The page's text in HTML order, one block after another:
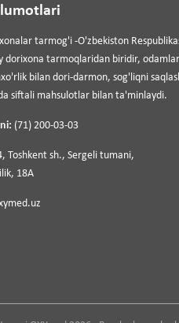
tarmog'i -O'zbekiston
dorixona tarmoqlaridan biridir,
bilan dori-darmon, sog'liqni
siftali mahsulotlar bilan ta'minlaydi.
(71) 200-03-03
Toshkent sh., Sergeli tumani,
18A